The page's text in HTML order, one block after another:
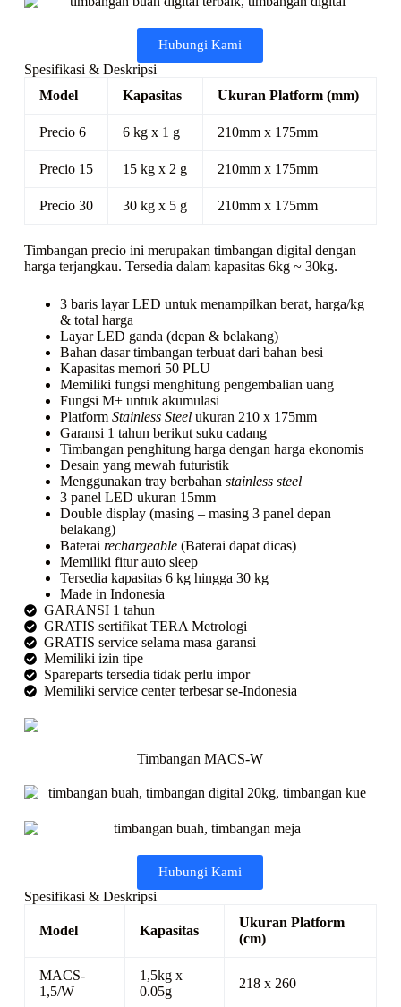
Hubungi Kami
Spesifikasi & Deskripsi
Model
Kapasitas Ukuran Platform (mm)
Precio 6 6 kg x 1 g 210mm x 175mm
Precio 15 15 kg x 2 g 210mm x 175mm
Precio 30 30 kg x 5 g 210mm x 175mm
Timbangan precio ini merupakan timbangan digital dengan
harga terjangkau. Tersedia dalam kapasitas 6kg ~ 30kg.
3 baris layar LED untuk menampilkan berat, harga/kg
& total harga
Layar LED ganda (depan & belakang)
Bahan dasar timbangan terbuat dari bahan besi
Kapasitas memori 50 PLU
Memiliki fungsi menghitung pengembalian uang
Fungsi M+ untuk akumulasi
Platform Stainless Steelukuran 210 x 175mm
Garansi 1 tahun berikut suku cadang
Timbangan penghitung harga dengan harga ekonomis
Desain yang mewah futuristik
Menggunakan tray berbahan stainless steel
3 panel LED ukuran 15mm
Double display (masing – masing 3 panel depan
belakang)
Baterai rechargeable (Baterai dapat dicas)
Memiliki fitur auto sleep
Tersedia kapasitas 6 kg hingga 30 kg
Made in Indonesia
GARANSI 1 tahun
GRATIS sertifikat TERA Metrologi
GRATIS service selama masa garansi
Memiliki izin tipe
Spareparts tersedia tidak perlu impor
Memiliki service center terbesar se-Indonesia
Timbangan MACS-W
Hubungi Kami
Spesifikasi & Deskripsi
Model Kapasitas
Ukuran Platform
(cm)
MACS-
1,5/W
1,5kg x
0.05g
218 x 260